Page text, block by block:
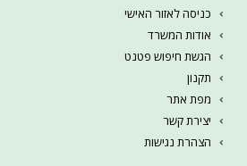
כניסה לאזור האישי
אודות המשרד
הגשת חיפוש פטנט
תקנון
מפת אתר
יצירת קשר
הצהרת נגישות